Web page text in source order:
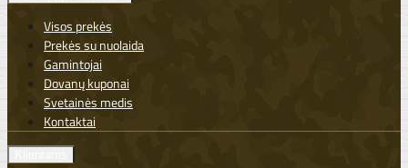
Visos prekės
Prekės su nuolaida
Gamintojai
Dovanų kuponai
Svetainės medis
Kontaktai